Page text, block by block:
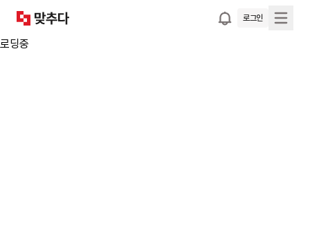
로그인
로딩중